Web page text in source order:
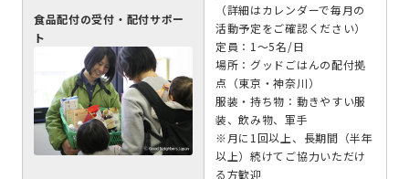
食品配付の受付・配付サポー
ト
（詳細はカレンダーで毎月の
活動予定をご確認ください）
定員：1～5名/日
場所：グッドごはんの配付拠
点（東京・神奈川）
服装・持ち物：動きやすい服
装、飲み物、軍手
※月に1回以上、長期間（半年
以上）続けてご協力いただけ
る方歓迎